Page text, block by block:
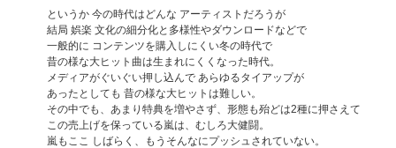
というか 今の時代はどんな アーティストだろうが
結局 娯楽 文化の細分化と多様性やダウンロードなどで
一般的に コンテンツを購入しにくい冬の時代で
昔の様な大ヒット曲は生まれにくくなった時代。
メディアがぐいぐい押し込んで あらゆるタイアップが
あったとしても 昔の様な大ヒットは難しい。
その中でも、あまり特典を増やさず、形態も殆どは2種に押さえて
この売上げを保っている嵐は、むしろ大健闘。
嵐もここ しばらく、もうそんなにプッシュされていない。